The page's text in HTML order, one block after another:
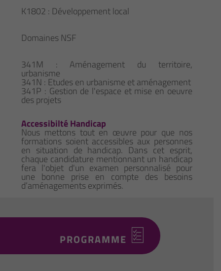
K1802 : Développement local
Domaines NSF
341M : Aménagement du territoire,
urbanisme
341N : Etudes en urbanisme et aménagement
341P : Gestion de l'espace et mise en oeuvre
des projets
Accessibilté Handicap
Nous mettons tout en œuvre pour que nos
formations soient accessibles aux personnes
en situation de handicap. Dans cet esprit,
chaque candidature mentionnant un handicap
fera l'objet d'un examen personnalisé pour
une bonne prise en compte des besoins
d’aménagements exprimés.
PROGRAMME